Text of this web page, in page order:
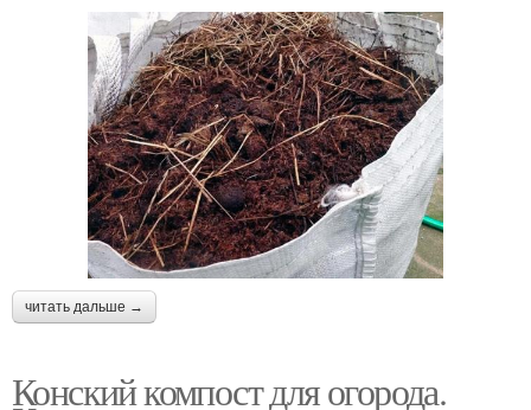
читать дальше →
Конский компост для огорода.